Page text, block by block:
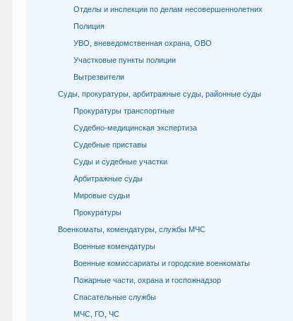
Отделы и инспекции по делам несовершеннолетних
Полиция
УВО, вневедомственная охрана, ОВО
Участковые пункты полиции
Вытрезвители
Суды, прокуратуры, арбитражные суды, районные суды
Прокуратуры транспортные
Судебно-медицинская экспертиза
Судебные приставы
Суды и судебные участки
Арбитражные суды
Мировые судьи
Прокуратуры
Военкоматы, комендатуры, службы МЧС
Военные комендатуры
Военные комиссариаты и городские военкоматы
Пожарные части, охрана и госпожнадзор
Спасательные службы
МЧС, ГО, ЧС